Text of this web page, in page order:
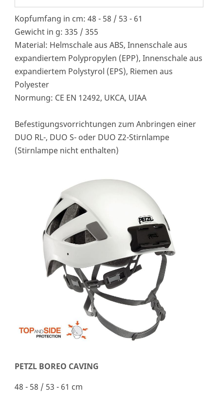
Kopfumfang in cm: 48 - 58 / 53 - 61
Gewicht in g: 335 / 355
Material: Helmschale aus ABS, Innenschale aus
expandiertem Polypropylen (EPP), Innenschale aus
expandiertem Polystyrol (EPS), Riemen aus
Polyester
Normung: CE EN 12492, UKCA, UIAA
Befestigungsvorrichtungen zum Anbringen einer
DUO RL-, DUO S- oder DUO Z2-Stirnlampe
(Stirnlampe nicht enthalten)
PETZL BOREO CAVING
48 - 58 / 53 - 61 cm